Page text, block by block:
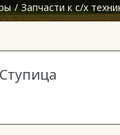
/ Запчасти к с/х